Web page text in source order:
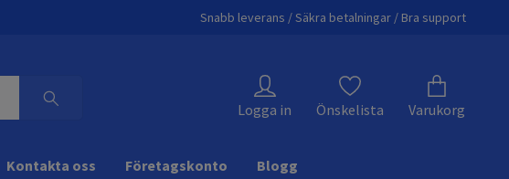
Snabb leverans / Säkra betalningar / Bra support
Logga in Önskelista Varukorg
Kontakta oss Företagskonto Blogg